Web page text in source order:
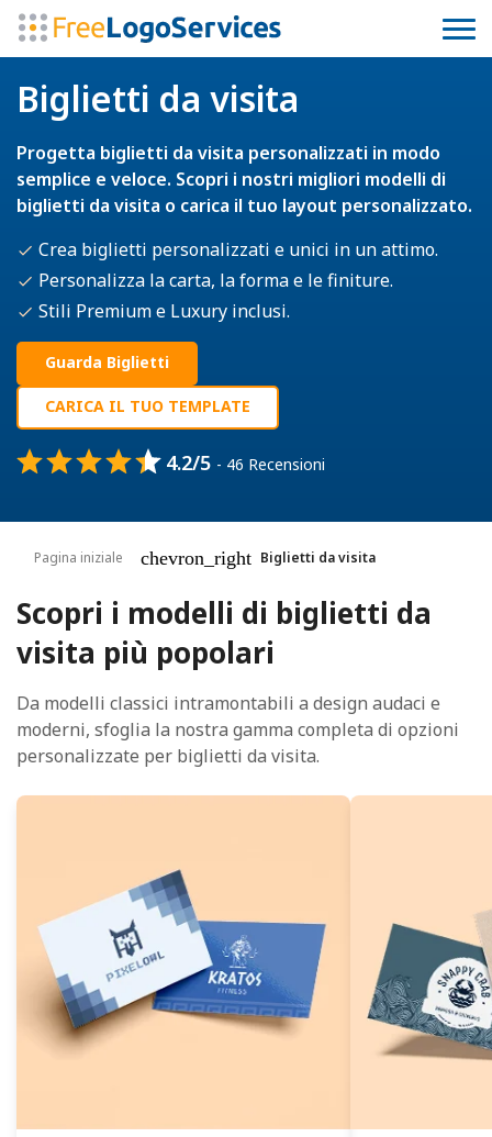
Biglietti da visita
Progetta biglietti da visita personalizzati in modo
semplice e veloce. Scopri i nostri migliori modelli di
biglietti da visita o carica il tuo layout personalizzato.
Crea biglietti personalizzati e unici in un attimo.
Personalizza la carta, la forma e le finiture.
Stili Premium e Luxury inclusi.
Guarda Biglietti
CARICA IL TUO TEMPLATE
4.2/5 - 46 Recensioni
Pagina iniziale chevron_right Biglietti da visita
Scopri i modelli di biglietti da
visita più popolari
Da modelli classici intramontabili a design audaci e
moderni, sfoglia la nostra gamma completa di opzioni
personalizzate per biglietti da visita.